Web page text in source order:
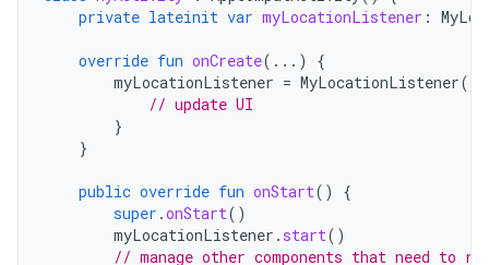
private lateinit var myLocationListener :
override fun onCreate(...)
{
myLocationListener = MyLocationListener(
// update UI
}
}
public override fun onStart()
{
super .onStart()
myLocationListener . start()
// manage other components that need to